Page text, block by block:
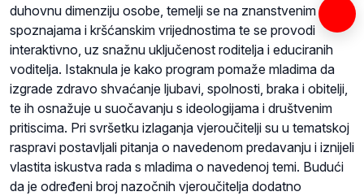
duhovnu dimenziju osobe, temelji se na znanstvenim
spoznajama i kršćanskim vrijednostima te se provodi
interaktivno, uz snažnu uključenost roditelja i educiranih
voditelja. Istaknula je kako program pomaže mladima da
izgrade zdravo shvaćanje ljubavi, spolnosti, braka i obitelji,
te ih osnažuje u suočavanju s ideologijama i društvenim
pritiscima. Pri svršetku izlaganja vjeroučitelji su u tematskoj
raspravi postavljali pitanja o navedenom predavanju i iznijeli
vlastita iskustva rada s mladima o navedenoj temi. Budući
da je određeni broj nazočnih vjeroučitelja dodatno